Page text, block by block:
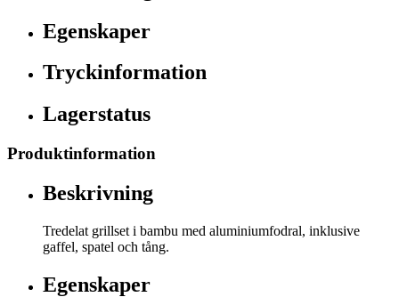
Egenskaper
Tryckinformation
Lagerstatus
Produktinformation
Beskrivning
Tredelat grillset i bambu med aluminiumfodral, inklusive
gaffel, spatel och tång.
Egenskaper